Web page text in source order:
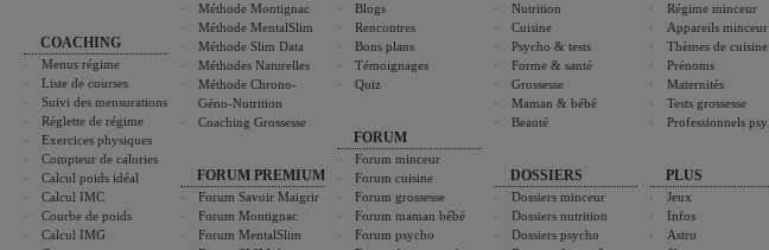
COACHING
Menus régime
Liste de courses
Suivi des mensurations
Réglette de régime
Exercices physiques
Compteur de calories
Calcul poids idéal
Calcul IMC
Courbe de poids
Calcul IMG
Méthode Montignac
Méthode MentalSlim
Méthode Slim Data
Méthodes Naturelles
Méthode Chrono-
Géno-Nutrition
Coaching Grossesse
FORUM PREMIUM
Forum Savoir Maigrir
Forum Montignac
Forum MentalSlim
Blogs
Rencontres
Bons plans
Témoignages
Quiz
FORUM
Forum minceur
Forum cuisine
Forum grossesse
Forum maman bébé
Forum psycho
Nutrition
Cuisine
Psycho & tests
Forme & santé
Grossesse
Maman & bébé
Beauté
DOSSIERS
Dossiers minceur
Dossiers nutrition
Dossiers psycho
Régime minceur
Appareils minceur
Thèmes de cuisine
Prénoms
Maternités
Tests grossesse
Professionnels psy
PLUS
Jeux
Infos
Astro